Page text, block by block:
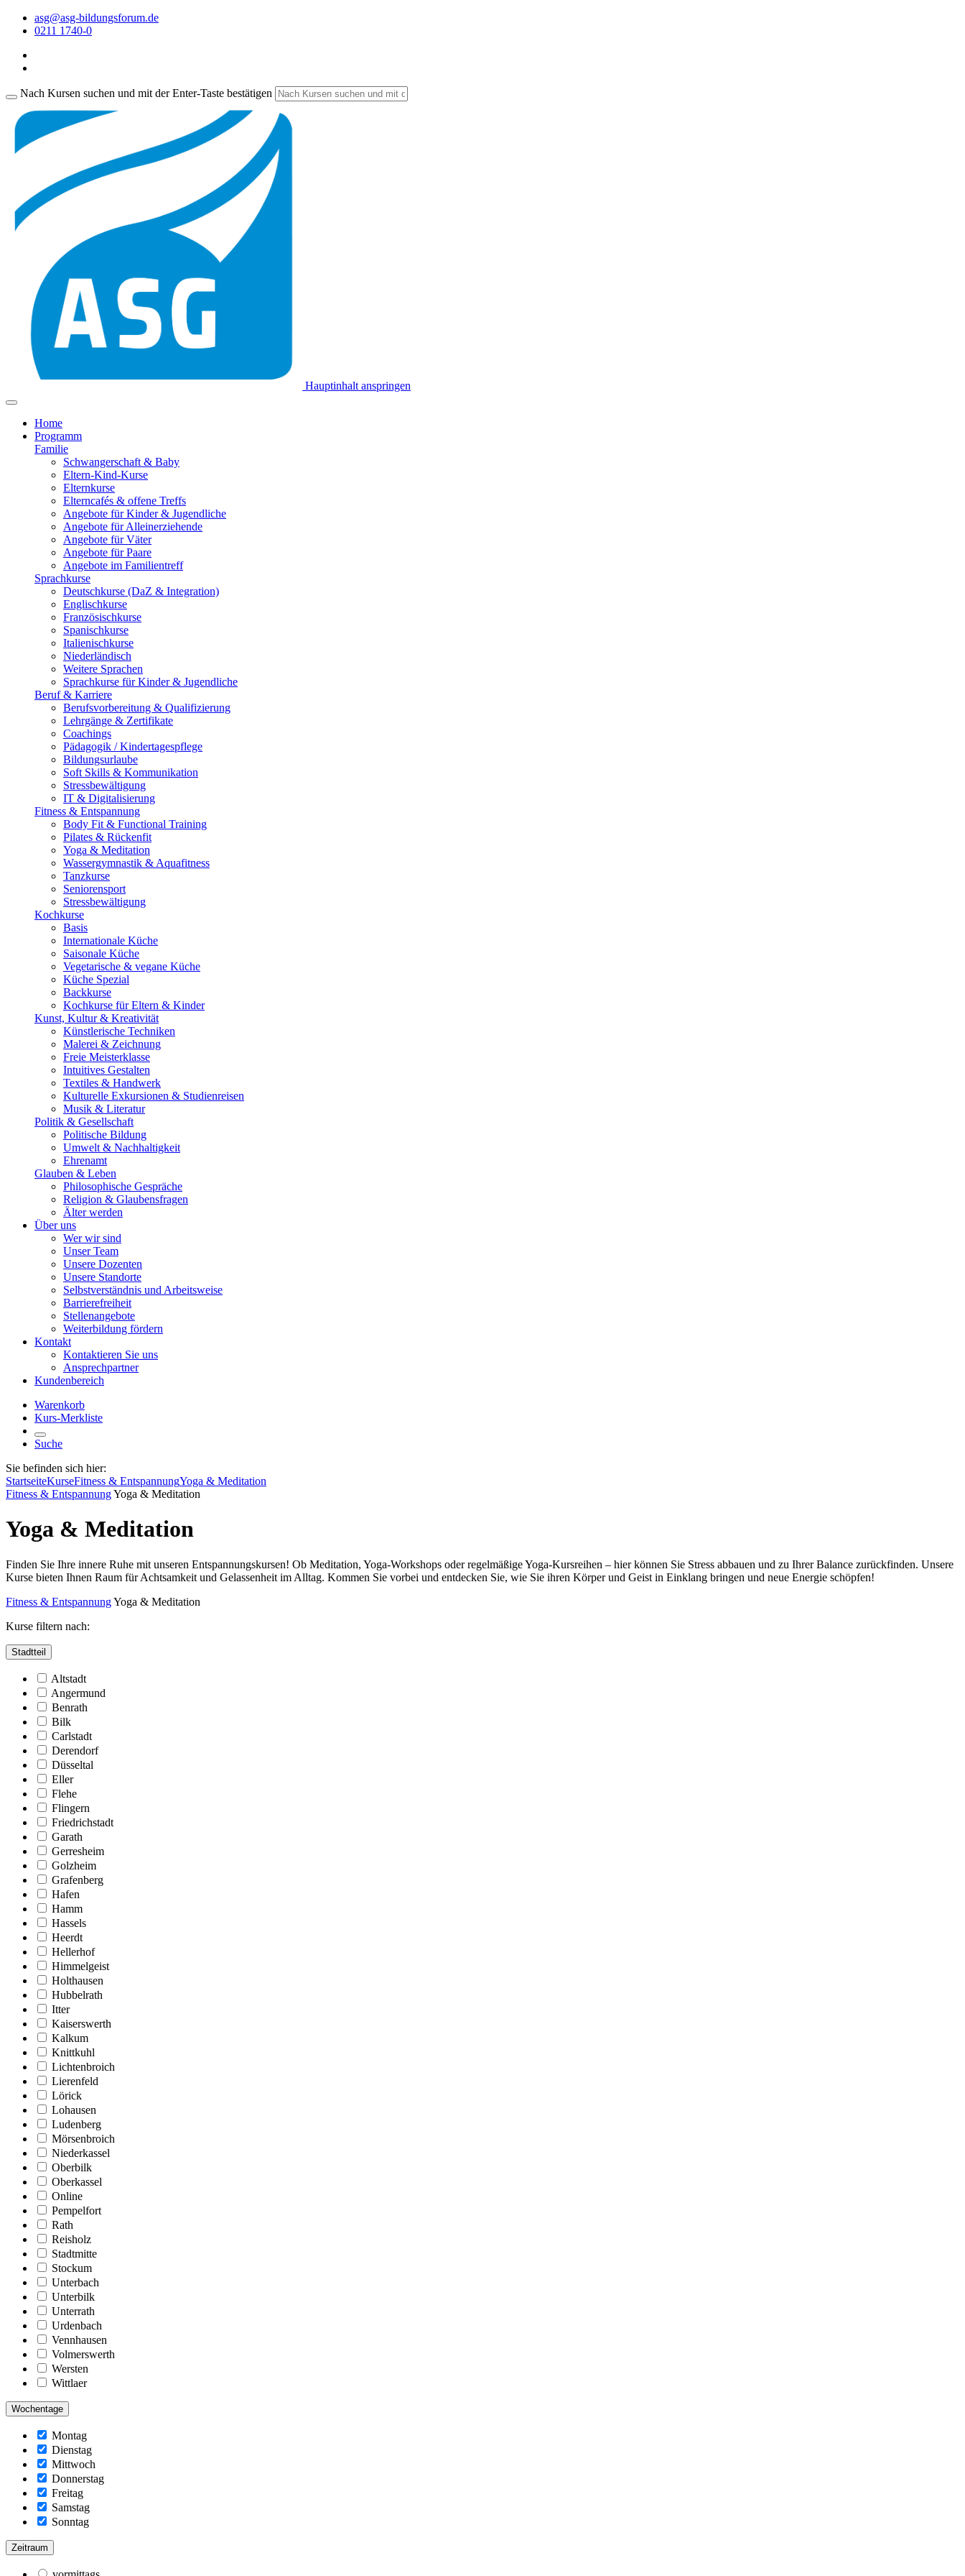
asg@asg-bildungsforum.de
0211 1740-0
Nach Kursen suchen und mit der Enter-Taste bestätigen
Hauptinhalt anspringen
Home
Programm
Familie
Schwangerschaft & Baby
Eltern-Kind-Kurse
Elternkurse
Elterncafés & offene Treffs
Angebote für Kinder & Jugendliche
Angebote für Alleinerziehende
Angebote für Väter
Angebote für Paare
Angebote im Familientreff
Sprachkurse
Deutschkurse (DaZ & Integration)
Englischkurse
Französischkurse
Spanischkurse
Italienischkurse
Niederländisch
Weitere Sprachen
Sprachkurse für Kinder & Jugendliche
Beruf & Karriere
Berufsvorbereitung & Qualifizierung
Lehrgänge & Zertifikate
Coachings
Pädagogik / Kindertagespflege
Bildungsurlaube
Soft Skills & Kommunikation
Stressbewältigung
IT & Digitalisierung
Fitness & Entspannung
Body Fit & Functional Training
Pilates & Rückenfit
Yoga & Meditation
Wassergymnastik & Aquafitness
Tanzkurse
Seniorensport
Stressbewältigung
Kochkurse
Basis
Internationale Küche
Saisonale Küche
Vegetarische & vegane Küche
Küche Spezial
Backkurse
Kochkurse für Eltern & Kinder
Kunst, Kultur & Kreativität
Künstlerische Techniken
Malerei & Zeichnung
Freie Meisterklasse
Intuitives Gestalten
Textiles & Handwerk
Kulturelle Exkursionen & Studienreisen
Musik & Literatur
Politik & Gesellschaft
Politische Bildung
Umwelt & Nachhaltigkeit
Ehrenamt
Glauben & Leben
Philosophische Gespräche
Religion & Glaubensfragen
Älter werden
Über uns
Wer wir sind
Unser Team
Unsere Dozenten
Unsere Standorte
Selbstverständnis und Arbeitsweise
Barrierefreiheit
Stellenangebote
Weiterbildung fördern
Kontakt
Kontaktieren Sie uns
Ansprechpartner
Kundenbereich
Warenkorb
Kurs-Merkliste
Suche
Sie befinden sich hier:
StartseiteKurseFitness & EntspannungYoga & Meditation
Fitness & EntspannungYoga & Meditation
Yoga & Meditation
Finden Sie Ihre innere Ruhe mit unseren Entspannungskursen! Ob Meditation, Yoga-Workshops oder regelmäßige Yoga-Kursreihen – hier können Sie Stress abbauen und zu Ihrer Balance zurückfinden. Unsere
Kurse bieten Ihnen Raum für Achtsamkeit und Gelassenheit im Alltag. Kommen Sie vorbei und entdecken Sie, wie Sie ihren Körper und Geist in Einklang bringen und neue Energie schöpfen!
Fitness & EntspannungYoga & Meditation
Kurse filtern nach:
Stadtteil
Altstadt
Angermund
Benrath
Bilk
Carlstadt
Derendorf
Düsseltal
Eller
Flehe
Flingern
Friedrichstadt
Garath
Gerresheim
Golzheim
Grafenberg
Hafen
Hamm
Hassels
Heerdt
Hellerhof
Himmelgeist
Holthausen
Hubbelrath
Itter
Kaiserswerth
Kalkum
Knittkuhl
Lichtenbroich
Lierenfeld
Lörick
Lohausen
Ludenberg
Mörsenbroich
Niederkassel
Oberbilk
Oberkassel
Online
Pempelfort
Rath
Reisholz
Stadtmitte
Stockum
Unterbach
Unterbilk
Unterrath
Urdenbach
Vennhausen
Volmerswerth
Wersten
Wittlaer
Wochentage
Montag
Dienstag
Mittwoch
Donnerstag
Freitag
Samstag
Sonntag
Zeitraum